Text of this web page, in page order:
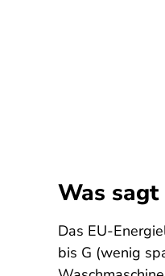
Was
Das EU-
bis G (wenig